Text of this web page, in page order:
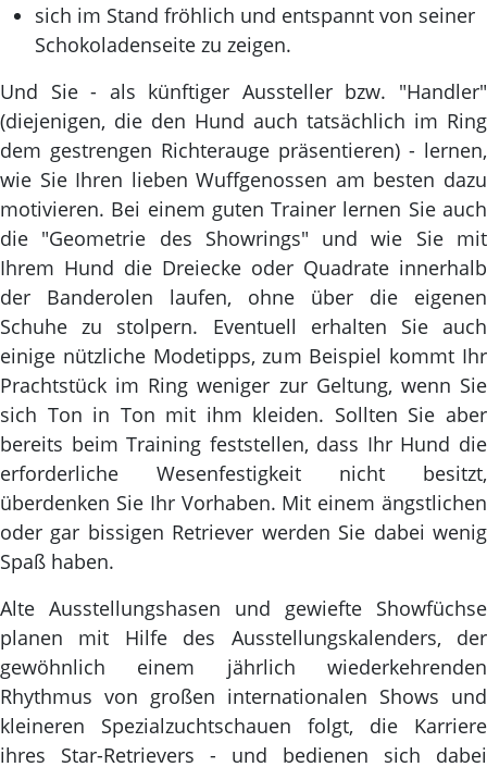
sich im Stand fröhlich und entspannt von seiner
Schokoladenseite zu zeigen.
Und Sie - als künftiger Aussteller bzw. "Handler"
(diejenigen, die den Hund auch tatsächlich im Ring
dem gestrengen Richterauge präsentieren) - lernen,
wie Sie Ihren lieben Wuffgenossen am besten dazu
motivieren. Bei einem guten Trainer lernen Sie auch
die "Geometrie des Showrings" und wie Sie mit
Ihrem Hund die Dreiecke oder Quadrate innerhalb
der Banderolen laufen, ohne über die eigenen
Schuhe zu stolpern. Eventuell erhalten Sie auch
einige nützliche Modetipps, zum Beispiel kommt Ihr
Prachtstück im Ring weniger zur Geltung, wenn Sie
sich Ton in Ton mit ihm kleiden. Sollten Sie aber
bereits beim Training feststellen, dass Ihr Hund die
erforderliche Wesenfestigkeit nicht besitzt,
überdenken Sie Ihr Vorhaben. Mit einem ängstlichen
oder gar bissigen Retriever werden Sie dabei wenig
Spaß haben.
Alte Ausstellungshasen und gewiefte Showfüchse
planen mit Hilfe des Ausstellungskalenders, der
gewöhnlich einem jährlich wiederkehrenden
Rhythmus von großen internationalen Shows und
kleineren Spezialzuchtschauen folgt, die Karriere
ihres Star-Retrievers - und bedienen sich dabei